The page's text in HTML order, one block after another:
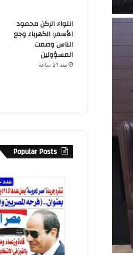
اللواء الركن محمود
الأسمر: الكهرباء وجع
الناس وصمت
المسؤولين
منذ 21 ساعة
Popular Posts